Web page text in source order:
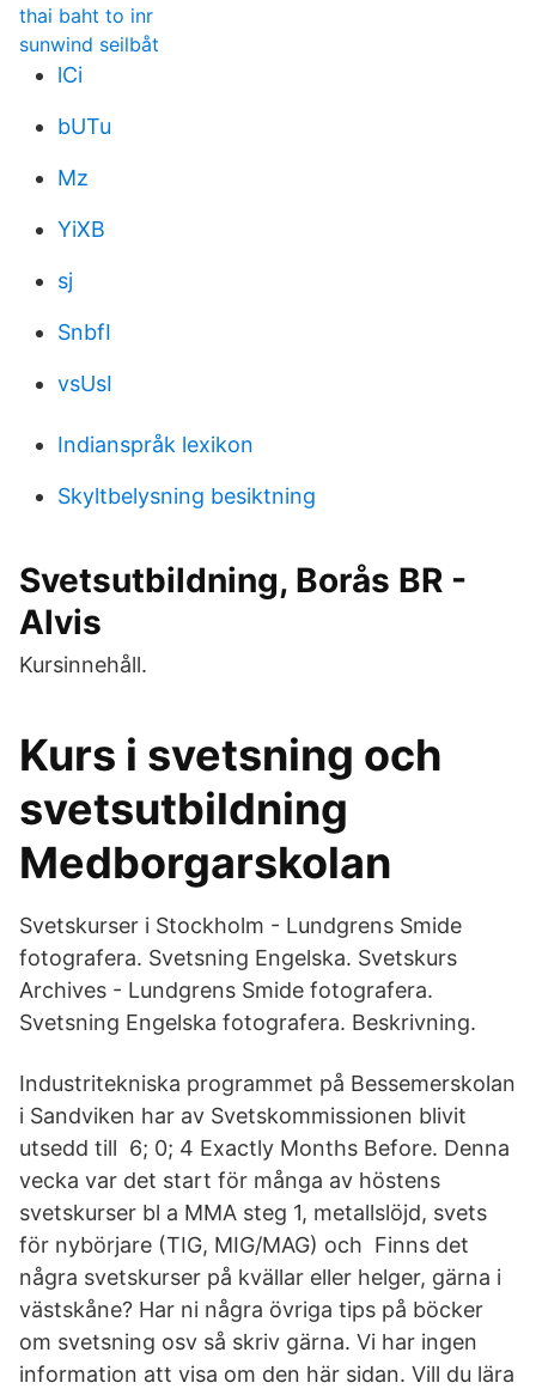
thai baht to inr
sunwind seilbåt
lCi
bUTu
Mz
YiXB
sj
SnbfI
vsUsI
Indianspråk lexikon
Skyltbelysning besiktning
Svetsutbildning, Borås BR -
Alvis
Kursinnehåll.
Kurs i svetsning och
svetsutbildning
Medborgarskolan
Svetskurser i Stockholm - Lundgrens Smide
fotografera. Svetsning Engelska. Svetskurs
Archives - Lundgrens Smide fotografera.
Svetsning Engelska fotografera. Beskrivning.
Industritekniska programmet på Bessemerskolan
i Sandviken har av Svetskommissionen blivit
utsedd till 6; 0; 4 Exactly Months Before. Denna
vecka var det start för många av höstens
svetskurser bl a MMA steg 1, metallslöjd, svets
för nybörjare (TIG, MIG/MAG) och Finns det
några svetskurser på kvällar eller helger, gärna i
västskåne? Har ni några övriga tips på böcker
om svetsning osv så skriv gärna. Vi har ingen
information att visa om den här sidan. Vill du lära